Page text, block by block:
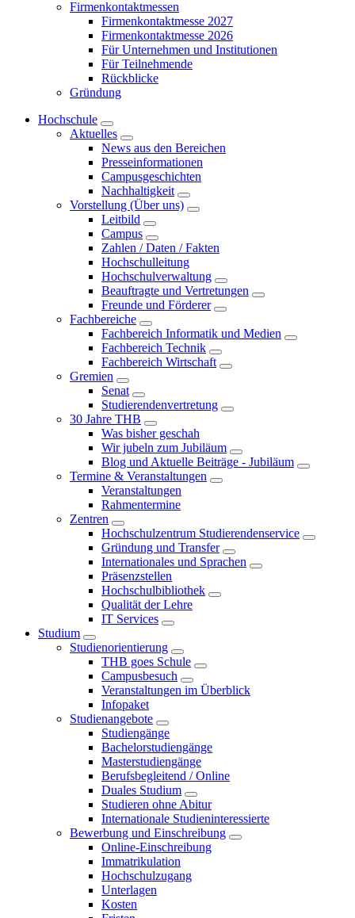
Firmenkontaktmessen
Firmenkontaktmesse 2027
Firmenkontaktmesse 2026
Für Unternehmen und Institutionen
Für Teilnehmende
Rückblicke
Gründung
Hochschule
Aktuelles
News aus den Bereichen
Presseinformationen
Campusgeschichten
Nachhaltigkeit
Vorstellung (Über uns)
Leitbild
Campus
Zahlen / Daten / Fakten
Hochschulleitung
Hochschulverwaltung
Beauftragte und Vertretungen
Freunde und Förderer
Fachbereiche
Fachbereich Informatik und Medien
Fachbereich Technik
Fachbereich Wirtschaft
Gremien
Senat
Studierendenvertretung
30 Jahre THB
Was bisher geschah
Wir jubeln zum Jubiläum
Blog und Aktuelle Beiträge - Jubiläum
Termine & Veranstaltungen
Veranstaltungen
Rahmentermine
Zentren
Hochschulzentrum Studierendenservice
Gründung und Transfer
Internationales und Sprachen
Präsenzstellen
Hochschulbibliothek
Qualität der Lehre
IT Services
Studium
Studienorientierung
THB goes Schule
Campusbesuch
Veranstaltungen im Überblick
Infopaket
Studienangebote
Studiengänge
Bachelorstudiengänge
Masterstudiengänge
Berufsbegleitend / Online
Duales Studium
Studieren ohne Abitur
Internationale Studieninteressierte
Bewerbung und Einschreibung
Online-Einschreibung
Immatrikulation
Hochschulzugang
Unterlagen
Kosten